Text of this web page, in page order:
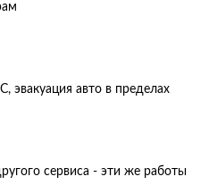
эвакуация авто в пределах
сервиса - эти же работы